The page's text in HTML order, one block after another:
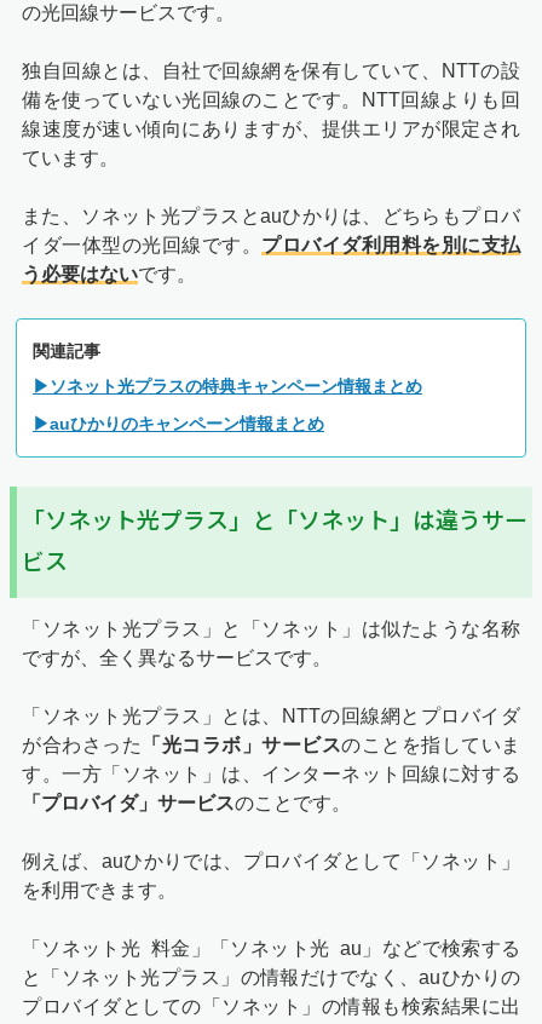
の光回線サービスです。
独自回線とは、自社で回線網を保有していて、NTTの設
備を使っていない光回線のことです。NTT回線よりも回
線速度が速い傾向にありますが、提供エリアが限定され
ています。
また、ソネット光プラスとauひかりは、どちらもプロバ
イダ一体型の光回線です。 プロバイダ利用料を別に支払
う必要はないです。
関連記事
▶ソネット光プラスの特典キャンペーン情報まとめ
▶auひかりのキャンペーン情報まとめ
「ソネット光プラス」と「ソネット」は違うサー
ビス
「ソネット光プラス」と「ソネット」は似たような名称
ですが、全く異なるサービスです。
「ソネット光プラス」とは、NTTの回線網とプロバイダ
が合わさった
「光コラボ」サービスのことを指していま
す。一方「ソネット」は、インターネット回線に対する
「プロバイダ」サービスのことです。
例えば、auひかりでは、プロバイダとして「ソネット」
を利用できます。
「ソネット光 料金」「ソネット光 au」などで検索する
と「ソネット光プラス」の情報だけでなく、auひかりの
プロバイダとしての「ソネット」の情報も検索結果に出